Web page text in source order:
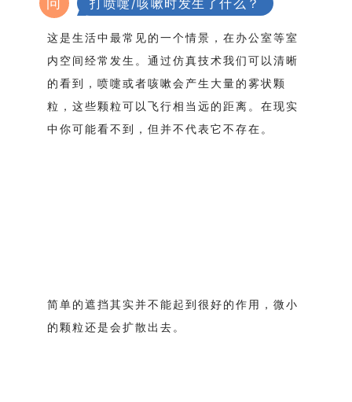
打喷嚏/咳嗽时发生了什么？
这是生活中最常见的一个情景，在办公室等室
内空间经常发生。通过仿真技术我们可以清晰
的看到，喷嚏或者咳嗽会产生大量的雾状颗
粒，这些颗粒可以飞行相当远的距离。在现实
中你可能看不到，但并不代表它不存在。
简单的遮挡其实并不能起到很好的作用，微小
的颗粒还是会扩散出去。